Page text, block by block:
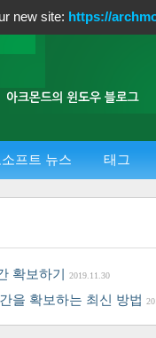
new site: https://
프트 뉴스 태그
확보하기 2019.11.30
을 확보하는 최신 방법